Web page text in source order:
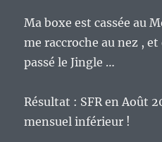
Ma boxe est cassée au
me raccroche au nez ,
passé le Jingle …
Résultat : SFR en Août
mensuel inférieur !